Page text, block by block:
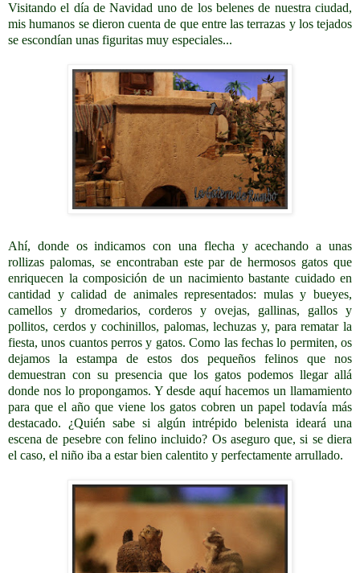
Visitando el día de Navidad uno de los belenes de nuestra ciudad,
mis humanos se dieron cuenta de que entre las terrazas y los tejados
se escondían unas figuritas muy especiales...
Ahí, donde os indicamos con una flecha y acechando a unas
rollizas palomas, se encontraban este par de hermosos gatos que
enriquecen la composición de un nacimiento bastante cuidado en
cantidad y calidad de animales representados: mulas y bueyes,
camellos y dromedarios, corderos y ovejas, gallinas, gallos y
pollitos, cerdos y cochinillos, palomas, lechuzas y, para rematar la
fiesta, unos cuantos perros y gatos. Como las fechas lo permiten, os
dejamos la estampa de estos dos pequeños felinos que nos
demuestran con su presencia que los gatos podemos llegar allá
donde nos lo propongamos. Y desde aquí hacemos un llamamiento
para que el año que viene los gatos cobren un papel todavía más
destacado. ¿Quién sabe si algún intrépido belenista ideará una
escena de pesebre con felino incluido? Os aseguro que, si se diera
el caso, el niño iba a estar bien calentito y perfectamente arrullado.